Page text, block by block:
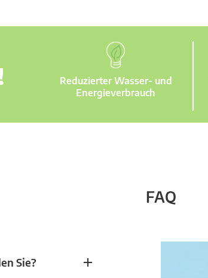
Reduzierter Wasser- und
Energieverbrauch
FAQ
Sie?